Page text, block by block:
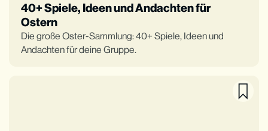
40+ Spiele, Ideen und Andachten für
Ostern
Die große Oster-Sammlung: 40+ Spiele, Ideen und
Andachten für deine Gruppe.